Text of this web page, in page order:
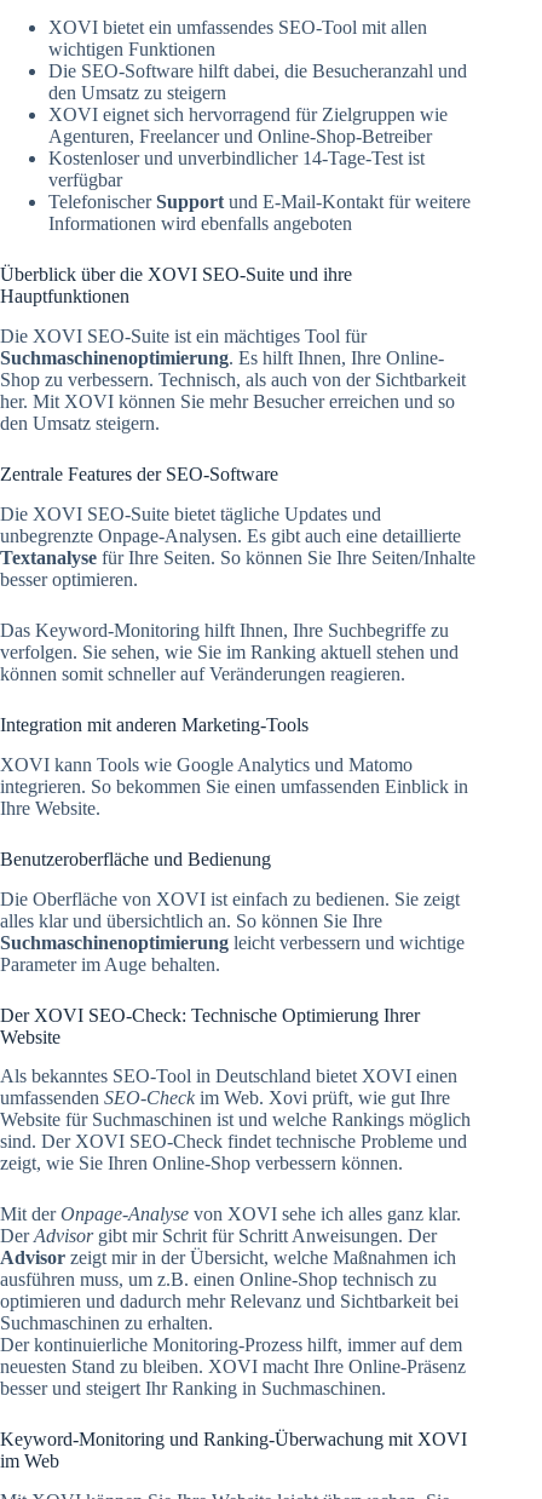
XOVI bietet ein umfassendes SEO-Tool mit allen
wichtigen Funktionen
Die SEO-Software hilft dabei, die Besucheranzahl und
den Umsatz zu steigern
XOVI eignet sich hervorragend für Zielgruppen wie
Agenturen, Freelancer und Online-Shop-Betreiber
Kostenloser und unverbindlicher 14-Tage-Test ist
verfügbar
TelefonischerSupportund E-Mail-Kontakt für weitere
Informationen wird ebenfalls angeboten
Überblick über die XOVI SEO-Suite und ihre
Hauptfunktionen
Die XOVI SEO-Suite ist ein mächtiges Tool für
Suchmaschinenoptimierung. Es hilft Ihnen, Ihre Online-
Shop zu verbessern. Technisch, als auch von der Sichtbarkeit
her. Mit XOVI können Sie mehr Besucher erreichen und so
den Umsatz steigern.
Zentrale Features der SEO-Software
Die XOVI SEO-Suite bietet tägliche Updates und
unbegrenzte Onpage-Analysen. Es gibt auch eine detaillierte
Textanalyse für Ihre Seiten. So können Sie Ihre Seiten/Inhalte
besser optimieren.
Das Keyword-Monitoring hilft Ihnen, Ihre Suchbegriffe zu
verfolgen. Sie sehen, wie Sie im Ranking aktuell stehen und
können somit schneller auf Veränderungen reagieren.
Integration mit anderen Marketing-Tools
XOVI kann Tools wie Google Analytics und Matomo
integrieren. So bekommen Sie einen umfassenden Einblick in
Ihre Website.
Benutzeroberfläche und Bedienung
Die Oberfläche von XOVI ist einfach zu bedienen. Sie zeigt
alles klar und übersichtlich an. So können Sie Ihre
Suchmaschinenoptimierung leicht verbessern und wichtige
Parameter im Auge behalten.
Der XOVI SEO-Check: Technische Optimierung Ihrer
Website
Als bekanntes SEO-Tool in Deutschland bietet XOVI einen
umfassenden SEO-Check im Web. Xovi prüft, wie gut Ihre
Website für Suchmaschinen ist und welche Rankings möglich
sind. Der XOVI SEO-Check findet technische Probleme und
zeigt, wie Sie Ihren Online-Shop verbessern können.
Mit derOnpage-Analyse von XOVI sehe ich alles ganz klar.
DerAdvisorgibt mir Schrit für Schritt Anweisungen. Der
Advisor zeigt mir in der Übersicht, welche Maßnahmen ich
ausführen muss, um z.B. einen Online-Shop technisch zu
optimieren und dadurch mehr Relevanz und Sichtbarkeit bei
Suchmaschinen zu erhalten.
Der kontinuierliche Monitoring-Prozess hilft, immer auf dem
neuesten Stand zu bleiben. XOVI macht Ihre Online-Präsenz
besser und steigert Ihr Ranking in Suchmaschinen.
Keyword-Monitoring und Ranking-Überwachung mit XOVI
im Web